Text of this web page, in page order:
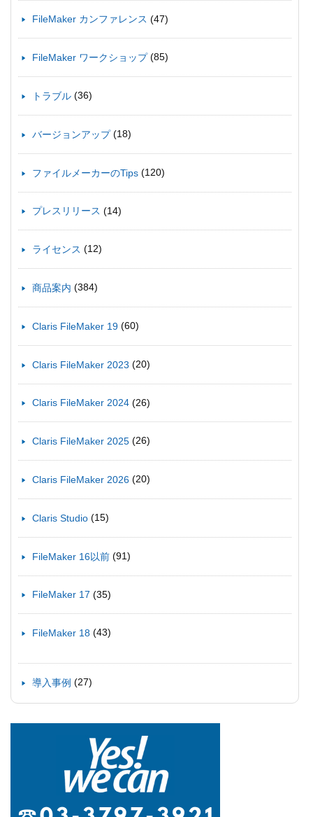
FileMaker カンファレンス (47)
FileMaker ワークショップ(85)
トラブル (36)
バージョンアップ(18)
ファイルメーカーのTips (120)
プレスリリース (14)
ライセンス (12)
商品案内 (384)
Claris FileMaker 19 (60)
Claris FileMaker 2023 (20)
Claris FileMaker 2024 (26)
Claris FileMaker 2025 (26)
Claris FileMaker 2026 (20)
Claris Studio (15)
FileMaker 16以前 (91)
FileMaker 17 (35)
FileMaker 18 (43)
導入事例 (27)